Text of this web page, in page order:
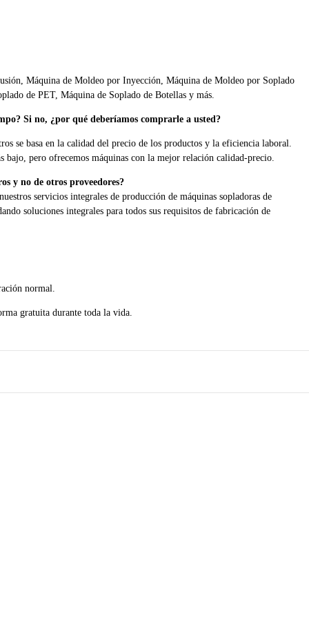
Máquina de Moldeo por Inyección, Máquina de Moldeo por Soplado
de PET, Máquina de Soplado de Botellas y más.
Si no, ¿por qué deberíamos comprarle a usted?
se basa en la calidad del precio de los productos y la eficiencia laboral.
bajo, pero ofrecemos máquinas con la mejor relación calidad-precio.
y no de otros proveedores?
servicios integrales de producción de máquinas sopladoras de
soluciones integrales para todos sus requisitos de fabricación de
normal.
gratuita durante toda la vida.